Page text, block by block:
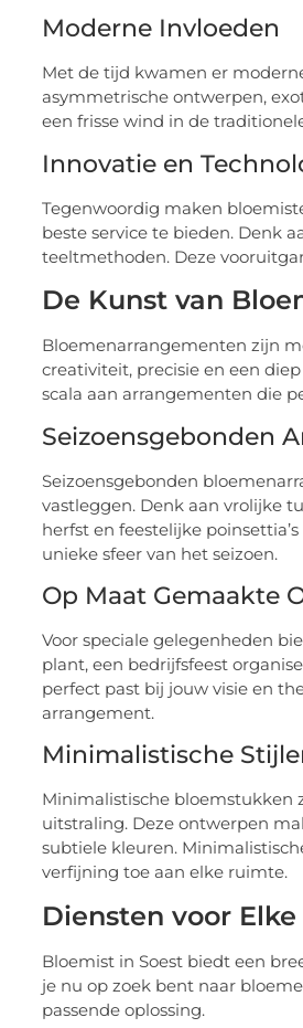
Moderne Invloeden
Met de tijd kwamen er
asymmetrische ontwerpen,
een frisse wind in de
Innovatie en
Tegenwoordig maken
beste service te bieden. Denk
teeltmethoden. Deze
De Kunst van
Bloemenarrangementen zijn
creativiteit, precisie en een
scala aan arrangementen die
Seizoensgebonden
Seizoensgebonden
vastleggen. Denk aan vrolijke
herfst en feestelijke
unieke sfeer van het seizoen.
Op Maat Gemaakte
Voor speciale gelegenheden
plant, een bedrijfsfeest
perfect past bij jouw visie en
arrangement.
Minimalistische
Minimalistische bloemstukken
uitstraling. Deze ontwerpen
subtiele kleuren.
verfijning toe aan elke ruimte.
Diensten voor
Bloemist in Soest biedt een
je nu op zoek bent naar
passende oplossing.